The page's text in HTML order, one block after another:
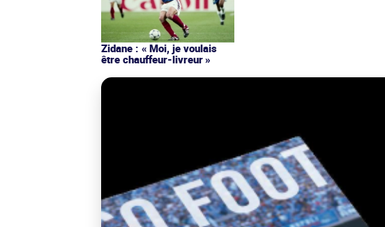
Zidane : « Moi, je voulais
être chauffeur-livreur »